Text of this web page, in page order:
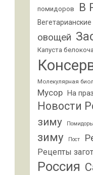
помидоров
В
Вегетарианские
овощей
Капуста
Молекулярная
Мусор На
Новости
зиму
зиму
Пост
Рецепты
Россия